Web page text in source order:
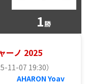
1勝
ーノ 2025
11-07 19:30）
AHARON Yoav